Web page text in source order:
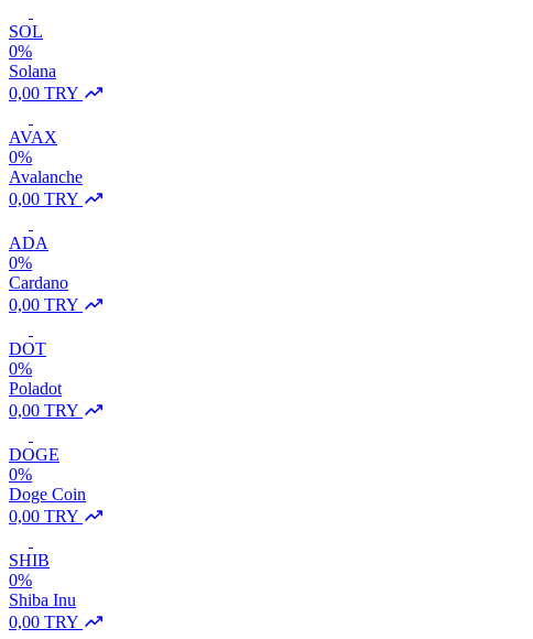
SOL
0%
Solana
0,00 TRY
AVAX
0%
Avalanche
0,00 TRY
ADA
0%
Cardano
0,00 TRY
DOT
0%
Poladot
0,00 TRY
DOGE
0%
Doge Coin
0,00 TRY
SHIB
0%
Shiba Inu
0,00 TRY